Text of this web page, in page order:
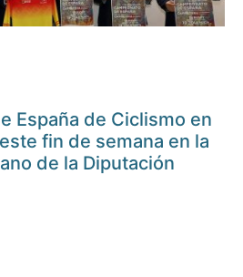
España de Ciclismo en
fin de semana en la
de la Diputación